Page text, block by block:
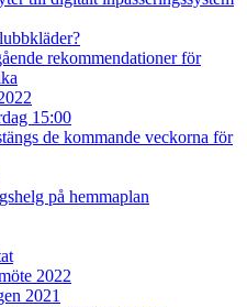
rekommendationer för
15:00
de kommande veckorna för
på hemmaplan
2022
2021